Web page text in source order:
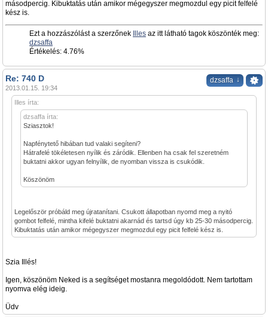
másodpercig. Kibuktatás után amikor mégegyszer megmozdul egy picit felfelé
kész is.
Ezt a hozzászólást a szerzőnek Illes az itt látható tagok köszönték meg:
dzsaffa
Értékelés: 4.76%
dzsaffa ↓
Re: 740 D
2013.01.15. 19:34
Illes írta:
dzsaffa írta:
Sziasztok!
Napfénytető hibában tud valaki segíteni?
Hátrafelé tökéletesen nyílik és záródik. Ellenben ha csak fel szeretném
buktatni akkor ugyan felnyílik, de nyomban vissza is csukódik.
Köszönöm
Legelőször próbáld meg újratanítani. Csukott állapotban nyomd meg a nyitó
gombot felfelé, mintha kifelé buktatni akarnád és tartsd úgy kb 25-30 másodpercig.
Kibuktatás után amikor mégegyszer megmozdul egy picit felfelé kész is.
Szia Illés!
Igen, köszönöm Neked is a segítséget mostanra megoldódott. Nem tartottam
nyomva elég ideig.
Üdv